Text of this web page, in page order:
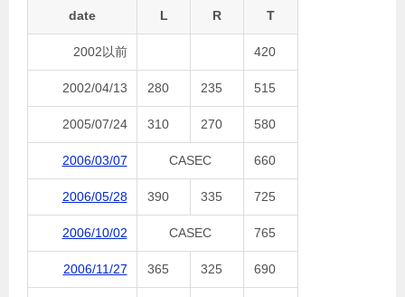
date L R T
2002以前 420
2002/04/13 280 235 515
2005/07/24 310 270 580
2006/03/07 CASEC 660
2006/05/28 390 335 725
2006/10/02 CASEC 765
2006/11/27 365 325 690